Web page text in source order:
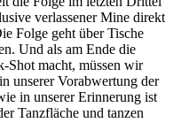
verlassener Mine direkt
Folge geht über Tische
Und als am Ende die
Shot macht, müssen wir
unserer Vorabwertung der
in unserer Erinnerung ist
Tanzfläche und tanzen